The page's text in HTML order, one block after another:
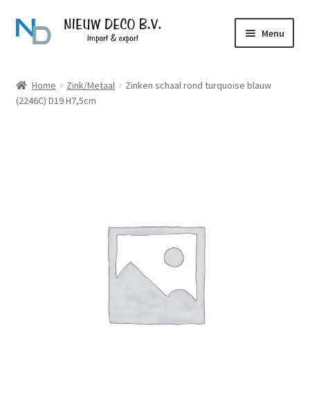
Ga
door
navigatie
Ga
naar
inhoud
Menu
Producten
Home Zink/Metaal
Zinken schaal rond turquoise blauw
(2246C) D19 H7,5cm